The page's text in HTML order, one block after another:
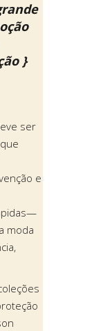
}
ser
e
moda